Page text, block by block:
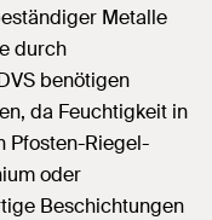
Metalle
durch
benötigen
da Feuchtigkeit in
Pfosten-Riegel-
oder
Beschichtungen